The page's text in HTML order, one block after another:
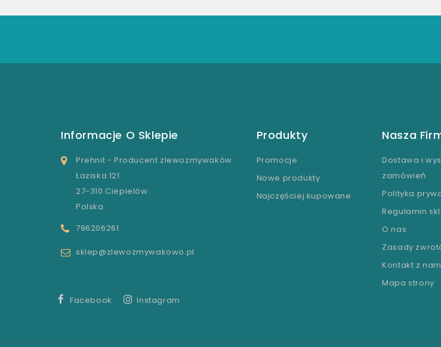
Informacje O Sklepie
Prehnit - Producent zlewozmywaków
Łaziska 121
27-310 Ciepielów
Polska
796206261
sklep@zlewozmywakowo.pl
Produkty
Promocje
Nowe produkty
Najczęściej kupowane
Nasza
Dostawa i
zamówień
Polityka
Regulamin
O nas
Zasady
Kontakt z
Mapa strony
Facebook Instagram